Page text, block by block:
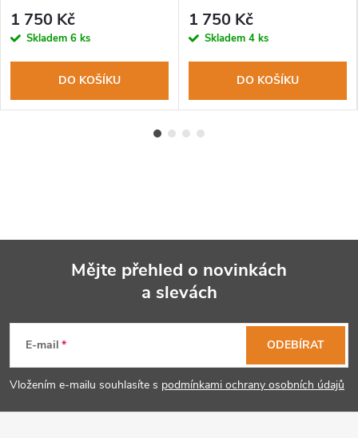
1 750 Kč
Skladem 6 ks
DO KOŠÍKU
1 750 Kč
Skladem 4 ks
DO KOŠÍKU
p
a
Mějte přehled o novinkách
a slevách
E-mail
Vložením e-mailu souhlasíte s podmínkami ochrany osobních údajů
ODEBÍRAT